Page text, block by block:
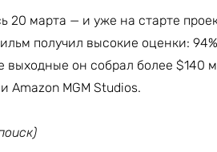
20 марта — и уже на старте
получил высокие оценки:
выходные он собрал более $140
Amazon MGM Studios.